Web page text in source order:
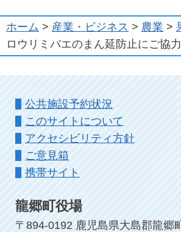
ホーム > 産業・ビジネス > 農業 >
ロウリミバエのまん延防止にご協
公共施設予約状況
このサイトについて
アクセシビリティ方針
ご意見箱
携帯サイト
龍郷町役場
〒894-0192 鹿児島県大島郡龍郷